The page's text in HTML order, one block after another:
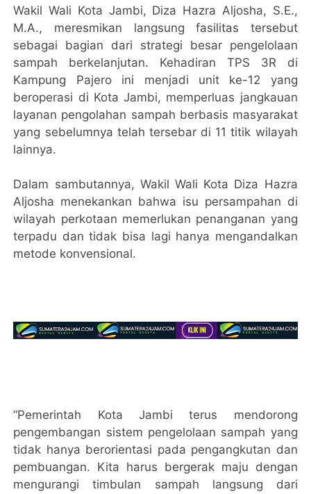
​Wakil Wali Kota Jambi, Diza Hazra Aljosha, S.E.,
M.A., meresmikan langsung fasilitas tersebut
sebagai bagian dari strategi besar pengelolaan
sampah berkelanjutan. Kehadiran TPS 3R di
Kampung Pajero ini menjadi unit ke-12 yang
beroperasi di Kota Jambi, memperluas jangkauan
layanan pengolahan sampah berbasis masyarakat
yang sebelumnya telah tersebar di 11 titik wilayah
lainnya.
Dalam sambutannya, Wakil Wali Kota Diza Hazra
Aljosha menekankan bahwa isu persampahan di
wilayah perkotaan memerlukan penanganan yang
terpadu dan tidak bisa lagi hanya mengandalkan
metode konvensional.
​”Pemerintah Kota Jambi terus mendorong
pengembangan sistem pengelolaan sampah yang
tidak hanya berorientasi pada pengangkutan dan
pembuangan. Kita harus bergerak maju dengan
mengurangi timbulan sampah langsung dari